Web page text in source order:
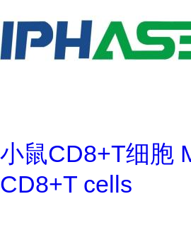
小鼠CD8+T细胞
CD8+T cells